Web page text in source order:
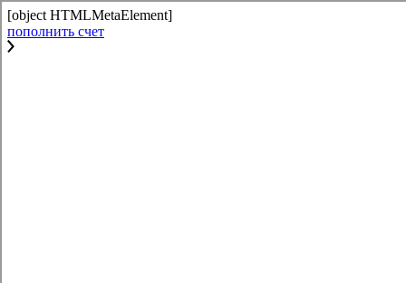
[object HTMLMetaElement]
пополнить счет